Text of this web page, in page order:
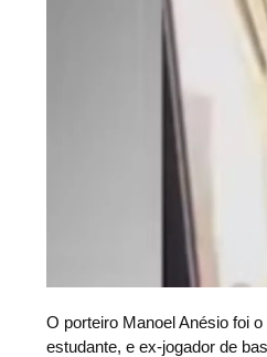
O porteiro Manoel Anésio foi
estudante, e ex-jogador de